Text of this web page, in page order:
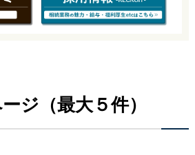
ジ（最大５件）